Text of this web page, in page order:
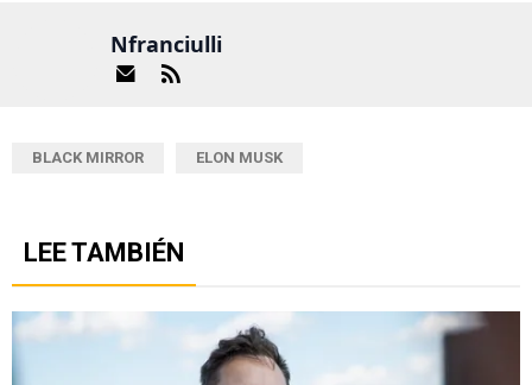
Nfranciulli
BLACK MIRROR ELON MUSK
LEE TAMBIÉN